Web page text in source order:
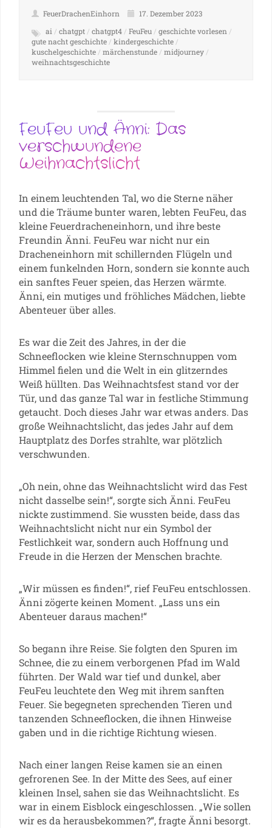
FeuerDrachenEinhorn
17. Dezember 2023
ai / chatgpt / chatgpt4 / FeuFeu / geschichte vorlesen /
gute nacht geschichte / kindergeschichte /
kuschelgeschichte / märchenstunde / midjourney /
weihnachtsgeschichte
FeuFeu und Änni: Das
verschwundene
Weihnachtslicht
In einem leuchtenden Tal, wo die Sterne näher
und die Träume bunter waren, lebten FeuFeu, das
kleine Feuerdracheneinhorn, und ihre beste
Freundin Änni. FeuFeu war nicht nur ein
Dracheneinhorn mit schillernden Flügeln und
einem funkelnden Horn, sondern sie konnte auch
ein sanftes Feuer speien, das Herzen wärmte.
Änni, ein mutiges und fröhliches Mädchen, liebte
Abenteuer über alles.
Es war die Zeit des Jahres, in der die
Schneeflocken wie kleine Sternschnuppen vom
Himmel fielen und die Welt in ein glitzerndes
Weiß hüllten. Das Weihnachtsfest stand vor der
Tür, und das ganze Tal war in festliche Stimmung
getaucht. Doch dieses Jahr war etwas anders. Das
große Weihnachtslicht, das jedes Jahr auf dem
Hauptplatz des Dorfes strahlte, war plötzlich
verschwunden.
„Oh nein, ohne das Weihnachtslicht wird das Fest
nicht dasselbe sein!“, sorgte sich Änni. FeuFeu
nickte zustimmend. Sie wussten beide, dass das
Weihnachtslicht nicht nur ein Symbol der
Festlichkeit war, sondern auch Hoffnung und
Freude in die Herzen der Menschen brachte.
„Wir müssen es finden!“, rief FeuFeu entschlossen.
Änni zögerte keinen Moment. „Lass uns ein
Abenteuer daraus machen!“
So begann ihre Reise. Sie folgten den Spuren im
Schnee, die zu einem verborgenen Pfad im Wald
führten. Der Wald war tief und dunkel, aber
FeuFeu leuchtete den Weg mit ihrem sanften
Feuer. Sie begegneten sprechenden Tieren und
tanzenden Schneeflocken, die ihnen Hinweise
gaben und in die richtige Richtung wiesen.
Nach einer langen Reise kamen sie an einen
gefrorenen See. In der Mitte des Sees, auf einer
kleinen Insel, sahen sie das Weihnachtslicht. Es
war in einem Eisblock eingeschlossen. „Wie sollen
wir es da herausbekommen?“, fragte Änni besorgt.